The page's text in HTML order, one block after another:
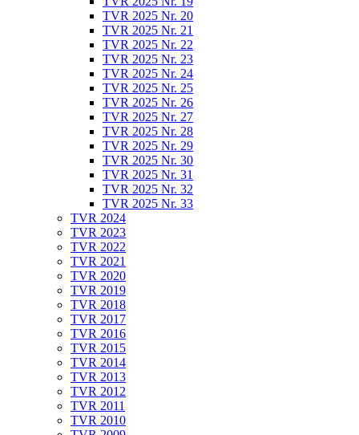
TVR 2025 Nr. 20
TVR 2025 Nr. 21
TVR 2025 Nr. 22
TVR 2025 Nr. 23
TVR 2025 Nr. 24
TVR 2025 Nr. 25
TVR 2025 Nr. 26
TVR 2025 Nr. 27
TVR 2025 Nr. 28
TVR 2025 Nr. 29
TVR 2025 Nr. 30
TVR 2025 Nr. 31
TVR 2025 Nr. 32
TVR 2025 Nr. 33
TVR 2024
TVR 2023
TVR 2022
TVR 2021
TVR 2020
TVR 2019
TVR 2018
TVR 2017
TVR 2016
TVR 2015
TVR 2014
TVR 2013
TVR 2012
TVR 2011
TVR 2010